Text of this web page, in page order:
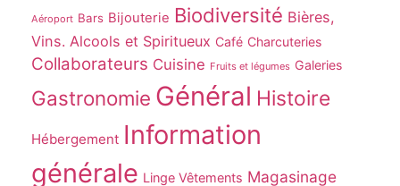
Aéroport Bars Bijouterie Biodiversité Bières,
Vins. Alcools et Spiritueux Café Charcuteries
Collaborateurs Cuisine Fruits et légumes Galeries
Gastronomie Général Histoire
Hébergement Information
générale Linge Vêtements Magasinage